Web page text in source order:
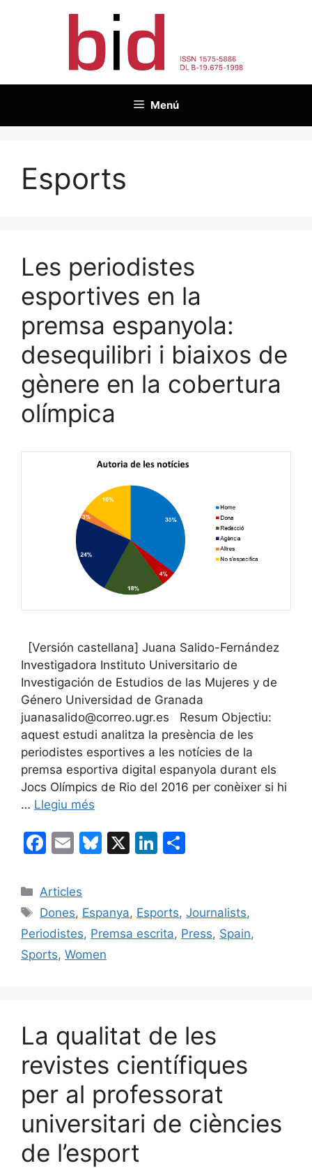
Menú
Esports
Les periodistes
esportives en la
premsa espanyola:
desequilibri i biaixos de
gènere en la cobertura
olímpica
[Versión castellana] Juana Salido-Fernández
Investigadora Instituto Universitario de
Investigación de Estudios de las Mujeres y de
Género Universidad de Granada
juanasalido@correo.ugr.es Resum Objectiu:
aquest estudi analitza la presència de les
periodistes esportives a les notícies de la
premsa esportiva digital espanyola durant els
Jocs Olímpics de Rio del 2016 per conèixer si hi
… Llegiu més
F
c
e
b
o
E
ai
l
Bl
s
k
y
X
Li
e
dI
p
ar
Categories
Articles
Etiquetes
Dones, Espanya, Esports,Journalists,
Periodistes, Premsa escrita, Press, Spain,
Sports, Women
La qualitat de les
revistes científiques
per al professorat
universitari de ciències
de l’esport